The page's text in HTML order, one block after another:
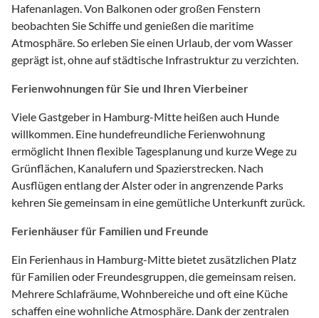
Hafenanlagen. Von Balkonen oder großen Fenstern
beobachten Sie Schiffe und genießen die maritime
Atmosphäre. So erleben Sie einen Urlaub, der vom Wasser
geprägt ist, ohne auf städtische Infrastruktur zu verzichten.
Ferienwohnungen für Sie und Ihren Vierbeiner
Viele Gastgeber in Hamburg-Mitte heißen auch Hunde
willkommen. Eine hundefreundliche Ferienwohnung
ermöglicht Ihnen flexible Tagesplanung und kurze Wege zu
Grünflächen, Kanalufern und Spazierstrecken. Nach
Ausflügen entlang der Alster oder in angrenzende Parks
kehren Sie gemeinsam in eine gemütliche Unterkunft zurück.
Ferienhäuser für Familien und Freunde
Ein Ferienhaus in Hamburg-Mitte bietet zusätzlichen Platz
für Familien oder Freundesgruppen, die gemeinsam reisen.
Mehrere Schlafräume, Wohnbereiche und oft eine Küche
schaffen eine wohnliche Atmosphäre. Dank der zentralen